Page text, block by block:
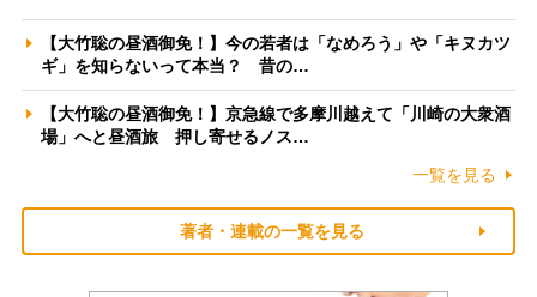
【大竹聡の昼酒御免！】今の若者は「なめろう」や「キヌカツ
ギ」を知らないって本当？ 昔の…
【大竹聡の昼酒御免！】京急線で多摩川越えて「川崎の大衆酒
場」へと昼酒旅 押し寄せるノス…
一覧を見る
著者・連載の一覧を見る